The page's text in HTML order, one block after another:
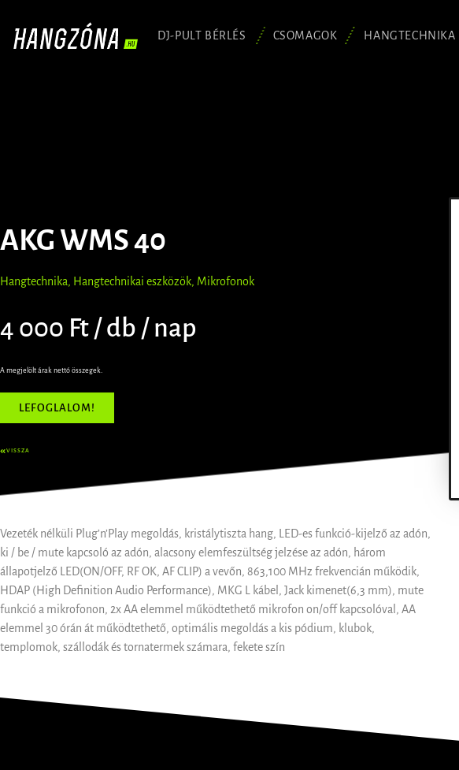
DJ-PULT BÉRLÉS CSOMAGOK HANGTECHNIKA
AKG WMS 40
Hangtechnika, Hangtechnikai eszközök, Mikrofonok
4 000 Ft / db / nap
A megjelölt árak nettó összegek.
LEFOGLALOM!
VISSZA
Vezeték nélküli Plug’n’Play megoldás, kristálytiszta hang, LED-es funkció-kijelző az adón,
ki / be / mute kapcsoló az adón, alacsony elemfeszültség jelzése az adón, három
állapotjelző LED(ON/OFF, RF OK, AF CLIP) a vevőn, 863,100 MHz frekvencián működik,
HDAP (High Definition Audio Performance), MKG L kábel, Jack kimenet(6,3 mm), mute
funkció a mikrofonon, 2x AA elemmel működtethető mikrofon on/off kapcsolóval, AA
elemmel 30 órán át működtethető, optimális megoldás a kis pódium, klubok,
templomok, szállodák és tornatermek számara, fekete szín